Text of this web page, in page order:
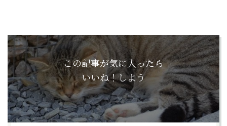
この記事が気に入ったら
いいね！しよう